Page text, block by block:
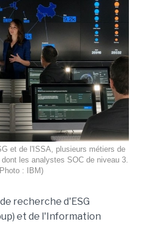
et de l'ISSA, plusieurs métiers de
les analystes SOC de niveau 3.
: IBM)
de recherche d'ESG
et de l'Information